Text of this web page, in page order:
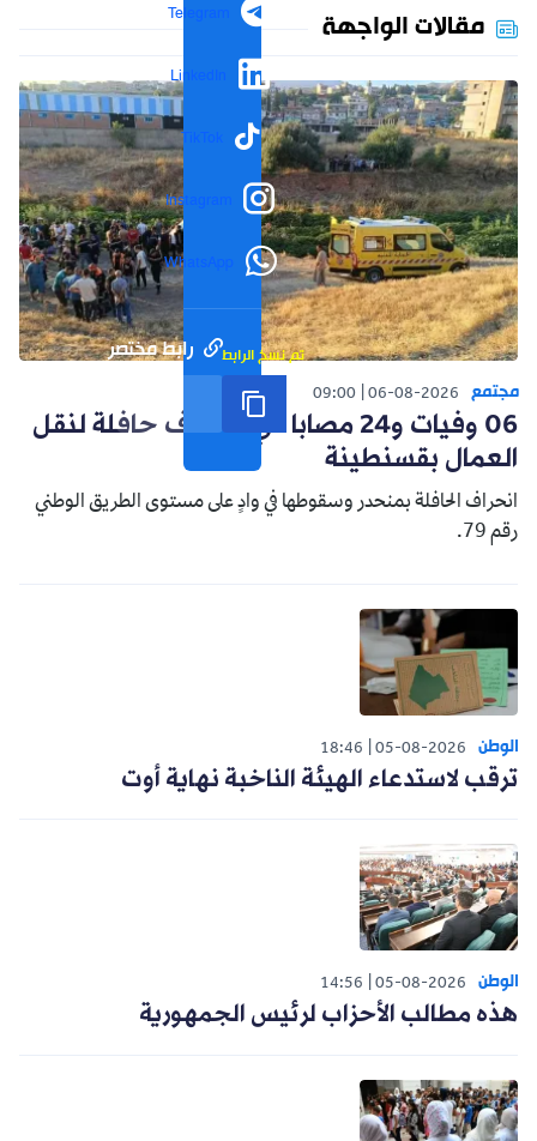
Telegram
LinkedIn
TikTok
Instagram
WhatsApp
رابط مختصر تم نسخ الرابط
مقالات الواجهة
مجتمع 06-08-2026
09:00
06 وفيات و24 مصابا في انحراف حافلة لنقل
العمال بقسنطينة
انحراف الحافلة بمنحدر وسقوطها في وادٍ على مستوى الطريق الوطني
رقم 79.
الوطن 05-08-2026
18:46
ترقب لاستدعاء الهيئة الناخبة نهاية أوت
الوطن 05-08-2026
14:56
هذه مطالب الأحزاب لرئيس الجمهورية